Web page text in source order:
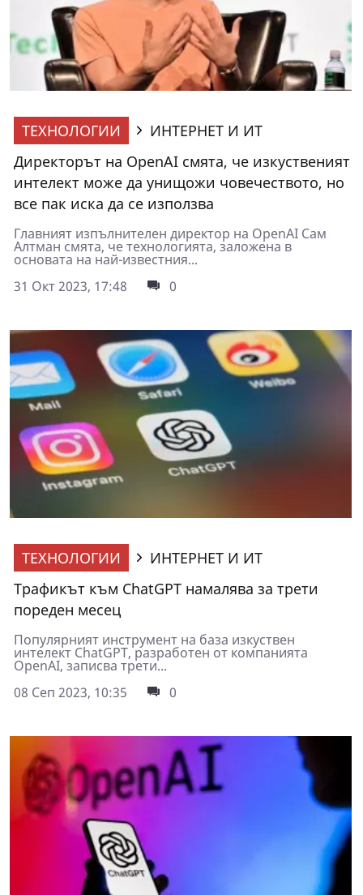
ТЕХНОЛОГИИ
ИНТЕРНЕТ И ИТ
Директорът на OpenAI смята, че изкуственият
интелект може да унищожи човечеството, но
все пак иска да се използва
Главният изпълнителен директор на OpenAI Сам
Алтман смята, че технологията, заложена в
основата на най-известния...
31 Окт 2023, 17:48
0
ТЕХНОЛОГИИ
ИНТЕРНЕТ И ИТ
Трафикът към ChatGPT намалява за трети
пореден месец
Популярният инструмент на база изкуствен
интелект ChatGPT, разработен от компанията
OpenAI, записва трети...
08 Сеп 2023, 10:35
0